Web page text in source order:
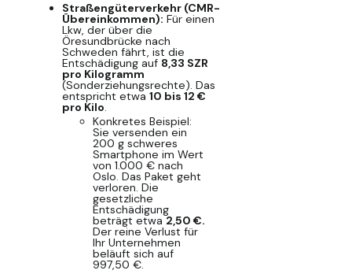
Straßengüterverkehr (CMR-
Übereinkommen): Für einen
Lkw, der über die
Öresundbrücke nach
Schweden fährt, ist die
Entschädigung auf 8,33 SZR
pro Kilogramm
(Sonderziehungsrechte). Das
entspricht etwa 10 bis 12 €
pro Kilo.
Konkretes Beispiel:
Sie versenden ein
200 g schweres
Smartphone im Wert
von 1.000 € nach
Oslo. Das Paket geht
verloren. Die
gesetzliche
Entschädigung
beträgt etwa2,50 €.
Der reine Verlust für
Ihr Unternehmen
beläuft sich auf
997,50 €.